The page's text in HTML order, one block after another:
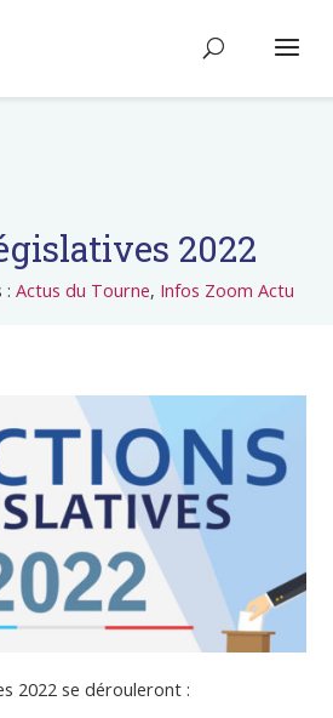
2022
:Actus du Tourne, Infos Zoom Actu
2022 se dérouleront :